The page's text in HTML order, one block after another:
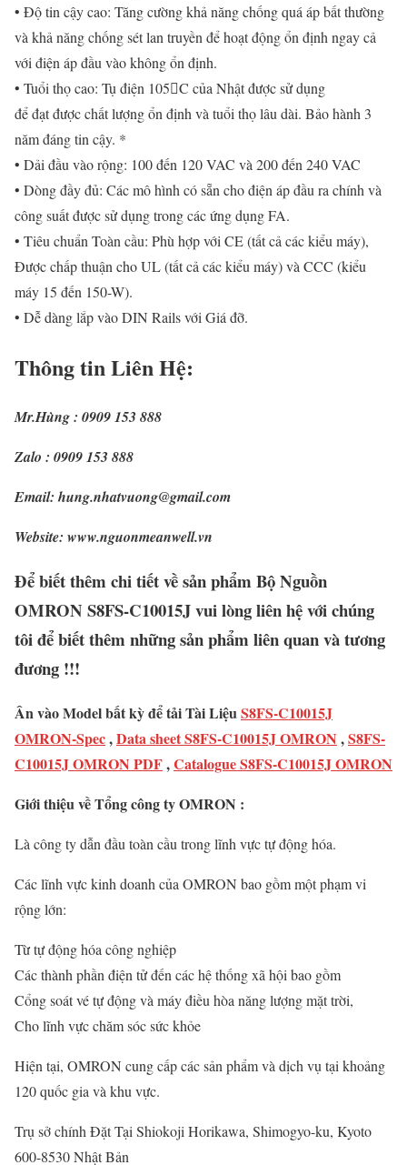
• Độ tin cậy cao: Tăng cường khả năng chống quá áp bất thường
và khả năng chống sét lan truyền để hoạt động ổn định ngay cả
với điện áp đầu vào không ổn định.
• Tuổi thọ cao: Tụ điện 105C của Nhật được sử dụng
để đạt được chất lượng ổn định và tuổi thọ lâu dài. Bảo hành 3
năm đáng tin cậy. *
• Dải đầu vào rộng: 100 đến 120 VAC và 200 đến 240 VAC
• Dòng đầy đủ: Các mô hình có sẵn cho điện áp đầu ra chính và
công suất được sử dụng trong các ứng dụng FA.
• Tiêu chuẩn Toàn cầu: Phù hợp với CE (tất cả các kiểu máy),
Được chấp thuận cho UL (tất cả các kiểu máy) và CCC (kiểu
máy 15 đến 150-W).
• Dễ dàng lắp vào DIN Rails với Giá đỡ.
Thông tin Liên Hệ:
Mr.Hùng : 0909 153 888
Zalo : 0909 153 888
Email: hung.nhatvuong@gmail.com
Website: www.nguonmeanwell.vn
Để biết thêm chi tiết về sản phẩm Bộ Nguồn
OMRON S8FS-C10015J vui lòng liên hệ với chúng
tôi để biết thêm những sản phẩm liên quan và tương
đương !!!
Ân vào Model bất kỳ để tải Tài LiệuS8FS-C10015J
OMRON-Spec,Data sheet S8FS-C10015J OMRON ,S8FS-
C10015J OMRON PDF,Catalogue S8FS-C10015J OMRON
Giới thiệu về Tổng công ty OMRON :
Là công ty dẫn đầu toàn cầu trong lĩnh vực tự động hóa.
Các lĩnh vực kinh doanh của OMRON bao gồm một phạm vi
rộng lớn:
Từ tự động hóa công nghiệp
Các thành phần điện tử đến các hệ thống xã hội bao gồm
Cổng soát vé tự động và máy điều hòa năng lượng mặt trời,
Cho lĩnh vực chăm sóc sức khỏe
Hiện tại, OMRON cung cấp các sản phẩm và dịch vụ tại khoảng
120 quốc gia và khu vực.
Trụ sở chính Đặt Tại Shiokoji Horikawa, Shimogyo-ku, Kyoto
600-8530 Nhật Bản